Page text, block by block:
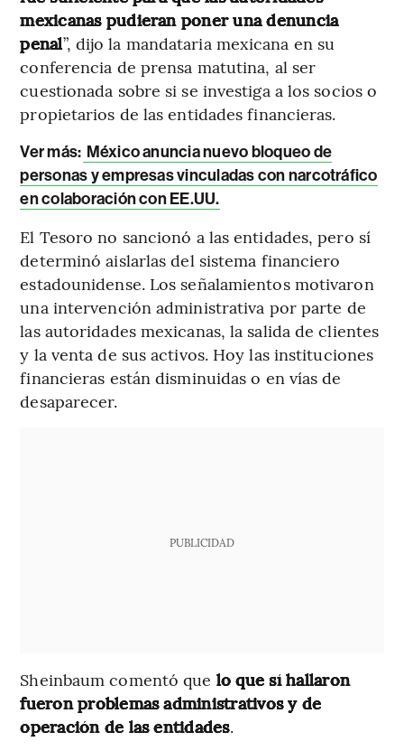
mexicanas pudieran poner una denuncia
penal”, dijo la mandataria mexicana en su
conferencia de prensa matutina, al ser
cuestionada sobre si se investiga a los socios o
propietarios de las entidades financieras.
Ver más: México anuncia nuevo bloqueo de
personas y empresas vinculadas con narcotráfico
en colaboración con EE.UU.
El Tesoro no sancionó a las entidades, pero sí
determinó aislarlas del sistema financiero
estadounidense. Los señalamientos motivaron
una intervención administrativa por parte de
las autoridades mexicanas, la salida de clientes
y la venta de sus activos. Hoy las instituciones
financieras están disminuidas o en vías de
desaparecer.
PUBLICIDAD
Sheinbaum comentó que lo que sí hallaron
fueron problemas administrativos y de
operación de las entidades.